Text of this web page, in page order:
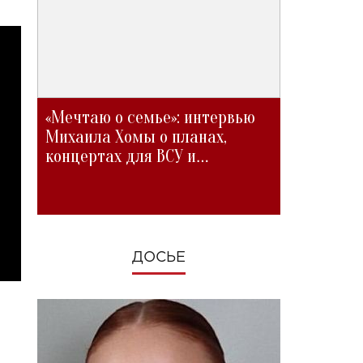
«Мечтаю о семье»: интервью
Михаила Хомы о планах,
концертах для ВСУ и
ДОСЬЕ